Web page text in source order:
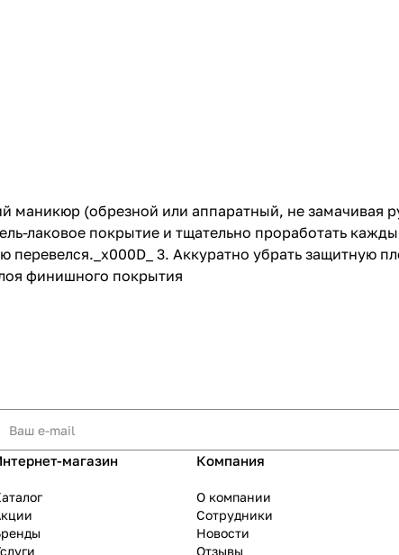
маникюр (обрезной или аппаратный, не замачивая
лаковое покрытие и тщательно проработать
3. Аккуратно убрать защитную
финишного покрытия
магазин Компания
О компании
Сотрудники
Новости
Отзывы